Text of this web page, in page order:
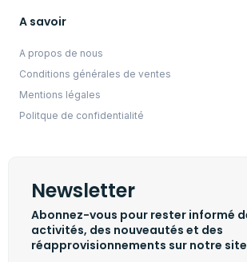
A savoir
A propos de nous
Conditions générales de ventes
Mentions légales
Politque de confidentialité
Newsletter
Abonnez-vous pour rester informé
activités, des nouveautés et des
réapprovisionnements sur notre site